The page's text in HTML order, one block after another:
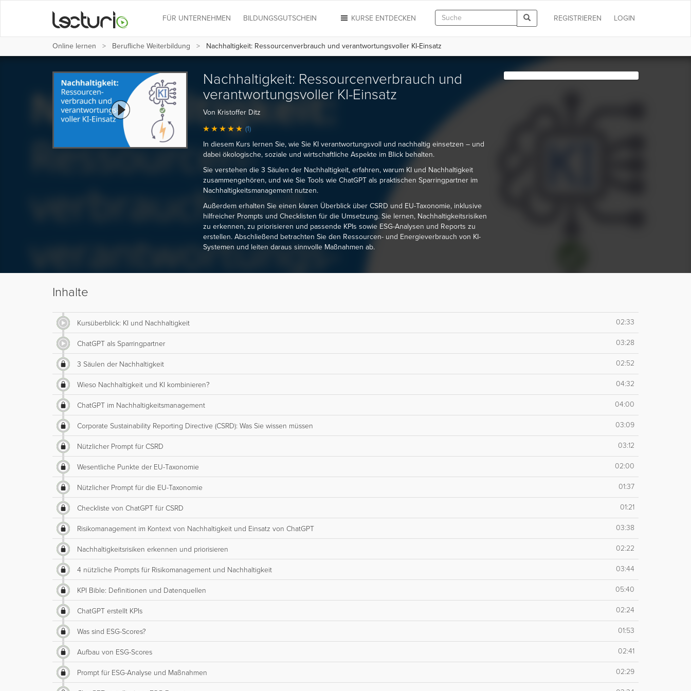
LOGIN
REGISTRIEREN
KURSE ENTDECKEN
FÜR UNTERNEHMEN BILDUNGSGUTSCHEIN
Online lernen Berufliche Weiterbildung Nachhaltigkeit: Ressourcenverbrauch und verantwortungsvoller KI-Einsatz
Nachhaltigkeit: Ressourcenverbrauch und
verantwortungsvoller KI-Einsatz
Von Kristoffer Ditz
(1)
In diesem Kurs lernen Sie, wie Sie KI verantwortungsvoll und nachhaltig einsetzen – und
dabei ökologische, soziale und wirtschaftliche Aspekte im Blick behalten.
Sie verstehen die 3 Säulen der Nachhaltigkeit, erfahren, warum KI und Nachhaltigkeit
zusammengehören, und wie Sie Tools wie ChatGPT als praktischen Sparringpartner im
Nachhaltigkeitsmanagement nutzen.
Außerdem erhalten Sie einen klaren Überblick über CSRD und EU-Taxonomie, inklusive
hilfreicher Prompts und Checklisten für die Umsetzung. Sie lernen, Nachhaltigkeitsrisiken
zu erkennen, zu priorisieren und passende KPIs sowie ESG-Analysen und Reports zu
erstellen. Abschließend betrachten Sie den Ressourcen- und Energieverbrauch von KI-
Systemen und leiten daraus sinnvolle Maßnahmen ab.
Inhalte
Kursüberblick: KI und Nachhaltigkeit 02:33
ChatGPT als Sparringpartner 03:28
3 Säulen der Nachhaltigkeit 02:52
Wieso Nachhaltigkeit und KI kombinieren? 04:32
ChatGPT im Nachhaltigkeitsmanagement 04:00
Corporate Sustainability Reporting Directive (CSRD): Was Sie wissen müssen 03:09
Nützlicher Prompt für CSRD 03:12
Wesentliche Punkte der EU-Taxonomie 02:00
Nützlicher Prompt für die EU-Taxonomie 01:37
Checkliste von ChatGPT für CSRD 01:21
Risikomanagement im Kontext von Nachhaltigkeit und Einsatz von ChatGPT 03:38
Nachhaltigkeitsrisiken erkennen und priorisieren 02:22
4 nützliche Prompts für Risikomanagement und Nachhaltigkeit 03:44
KPI Bible: Definitionen und Datenquellen 05:40
ChatGPT erstellt KPIs 02:24
Was sind ESG-Scores? 01:53
Aufbau von ESG-Scores 02:41
Prompt für ESG-Analyse und Maßnahmen 02:29